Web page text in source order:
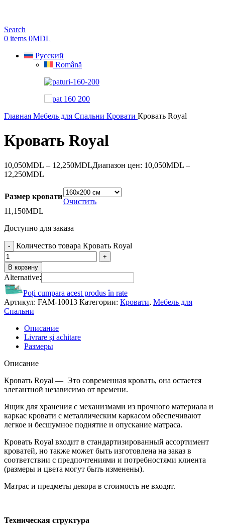
Search
0 items 0MDL
Русский
Română
Главная Мебель для Спальни Кровати Кровать Royal
Кровать Royal
10,050MDL – 12,250MDLДиапазон цен: 10,050MDL –
12,250MDL
Размер кровати
Очистить
11,150MDL
Доступно для заказа
Количество товара Кровать Royal
В корзину
Alternative:
Poți cumpara acest produs în rate
Артикул: FAM-10013 Категории: Кровати, Мебель для
Спальни
Описание
Livrare și achitare
Размеры
Описание
Кровать Royal — Это современная кровать, она остается
элегантной независимо от времени.
Ящик для хранения с механизмами из прочного материала и
каркас кровати с металлическим каркасом обеспечивают
легкое и бесшумное поднятие и опускание матраса.
Кровать Royal входит в стандартизированный ассортимент
кроватей, но также может быть изготовлена ​​на заказ в
соответствии с предпочтениями и потребностями клиента
(размеры и цвета могут быть изменены).
Матрас и предметы декора в стоимость не входят.
Техническая структура